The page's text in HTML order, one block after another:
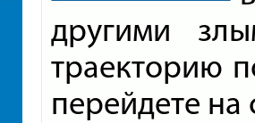
другими
траекторию
перейдете